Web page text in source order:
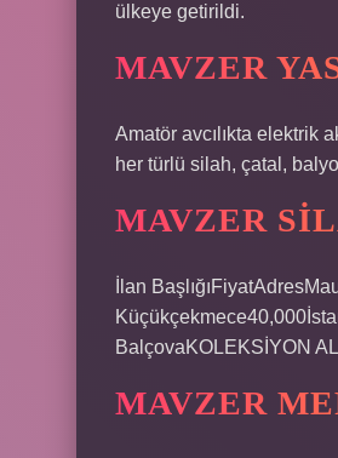
ülkeye getirildi.
MAVZER
Amatör avcılıkta elektrik
her türlü silah, çatal,
MAVZER
İlan
BalçovaKOLEKSİYON
MAVZER